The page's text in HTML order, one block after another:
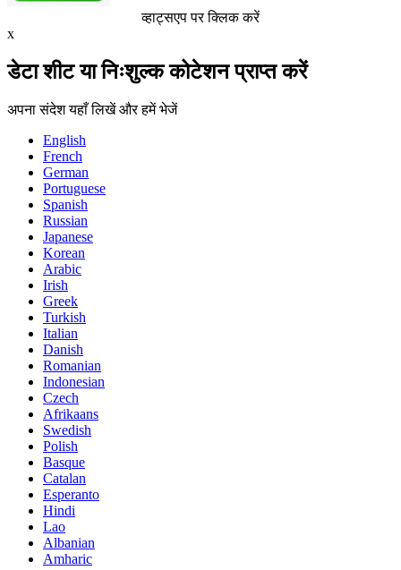
व्हाट्सएप पर क्लिक करें
x
डेटा शीट या निःशुल्क कोटेशन प्राप्त करें
अपना संदेश यहाँ लिखें और हमें भेजें
English
French
German
Portuguese
Spanish
Russian
Japanese
Korean
Arabic
Irish
Greek
Turkish
Italian
Danish
Romanian
Indonesian
Czech
Afrikaans
Swedish
Polish
Basque
Catalan
Esperanto
Hindi
Lao
Albanian
Amharic